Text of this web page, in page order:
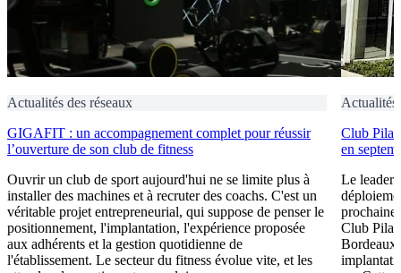
Actualités des réseaux
GIGAFIT : un accompagnement complet pour réussir
l’ouverture de son club de fitness
Ouvrir un club de sport aujourd'hui ne se limite plus à
installer des machines et à recruter des coachs. C'est un
véritable projet entrepreneurial, qui suppose de penser le
positionnement, l'implantation, l'expérience proposée
aux adhérents et la gestion quotidienne de
l'établissement. Le secteur du fitness évolue vite, et les
Actualités
Club
en
Le leader
prochaine
Club
Bordeaux